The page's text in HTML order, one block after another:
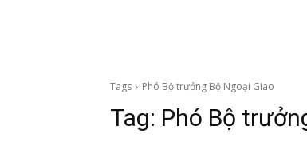
Tags Phó Bộ trưởng Bộ Ngoại Giao
Tag: Phó Bộ